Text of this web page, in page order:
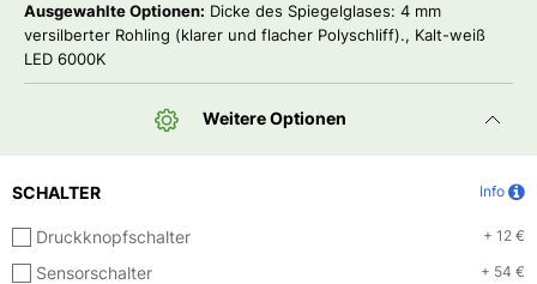
Ausgewahlte Optionen: Dicke des Spiegelglases: 4 mm
versilberter Rohling (klarer und flacher Polyschliff)., Kalt-weiß
LED 6000K
Weitere Optionen
SCHALTER Info
Druckknopfschalter + 12 €
Sensorschalter + 54 €